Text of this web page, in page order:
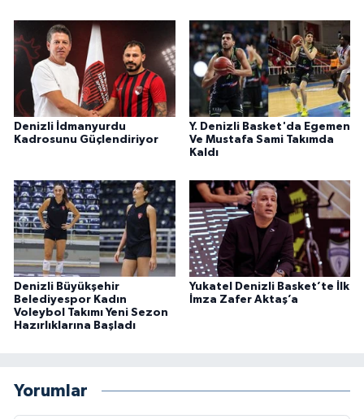
Denizli İdmanyurdu
Kadrosunu Güçlendiriyor
Y. Denizli Basket'da Egemen
Ve Mustafa Sami Takımda
Kaldı
Denizli Büyükşehir
Belediyespor Kadın
Voleybol Takımı Yeni Sezon
Hazırlıklarına Başladı
Yukatel Denizli Basket’te İlk
İmza Zafer Aktaş’a
Yorumlar